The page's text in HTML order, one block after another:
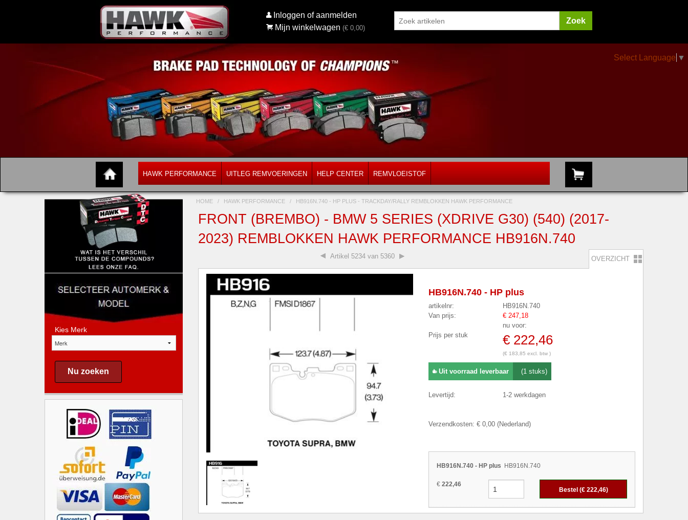
Inloggen of aanmelden
Mijn winkelwagen (€0,00)
Select Language ▼
HAWK PERFORMANCE UITLEG REMVOERINGEN HELP CENTER REMVLOEISTOF
Kies Merk
Nu zoeken
HOME / HAWK PERFORMANCE / HB916N.740 - HP PLUS - TRACKDAY/RALLY REMBLOKKEN HAWK PERFORMANCE
FRONT (BREMBO) - BMW 5 SERIES (XDRIVE G30) (540) (2017-
2023) REMBLOKKEN HAWK PERFORMANCE HB916N.740
Artikel 5234 van 5360 OVERZICHT
HB916N.740 - HP plus
artikelnr:
HB916N.740
Van prijs:
€ 247,18
nu voor:
Prijs per stuk
€ 222,46
(€ 183,85 excl. btw )
Uit voorraad leverbaar (1 stuks)
Levertijd: 1-2 werkdagen
Verzendkosten: € 0,00 (Nederland)
HB916N.740 - HP plus HB916N.740
€ 222,46
Bestel (€ 222,46)